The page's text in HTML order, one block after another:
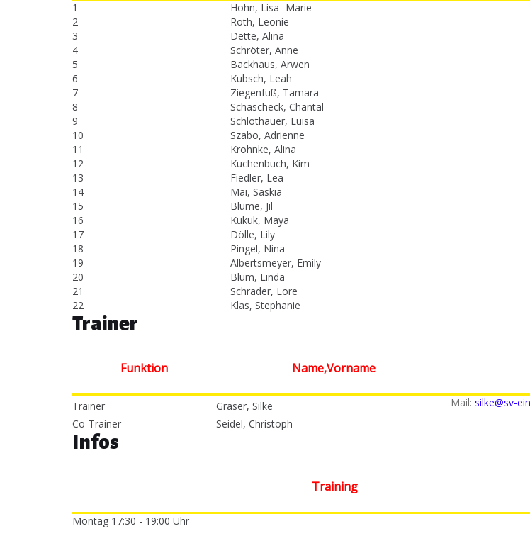
1 Hohn, Lisa- Marie
2
Roth, Leonie
3
Dette, Alina
4
Schröter, Anne
5
Backhaus, Arwen
6
Kubsch, Leah
7
Ziegenfuß, Tamara
8
Schascheck, Chantal
9
Schlothauer, Luisa
10
Szabo, Adrienne
11
Krohnke, Alina
12
Kuchenbuch, Kim
13
Fiedler, Lea
14
Mai, Saskia
15
Blume, Jil
16
Kukuk, Maya
17
Dölle, Lily
18
Pingel, Nina
19
Albertsmeyer, Emily
20
Blum, Linda
21
Schrader, Lore
22
Klas, Stephanie
Trainer
Funktion Name,Vorname
Trainer Gräser, Silke Mail: silke@sv-
Co-Trainer
Seidel, Christoph
Infos
Training
Montag 17:30 - 19:00 Uhr